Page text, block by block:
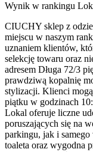
Wynik w rankingu
CIUCHY sklep z
miejscu w naszym
uznaniem klientów,
selekcję towaru oraz
adresem Długa 72/3
prawdziwą kopalnię
stylizacji. Klienci
piątku w godzinach
Lokal oferuje liczne
poruszających się na
parkingu, jak i
toaleta oraz wygodna